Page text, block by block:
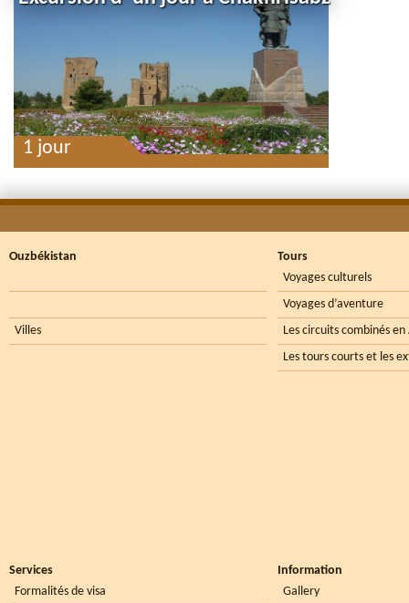
1 jour
Ouzbékistan
Villes
Tours
Voyages culturels
Voyages d’aventure
Les circuits combinés
Les tours courts et les
Services
Formalités de visa
Information
Gallery